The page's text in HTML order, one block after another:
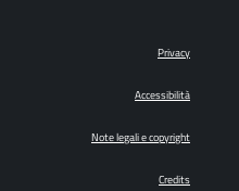
Privacy
Accessibilità
Note legali e copyright
Credits